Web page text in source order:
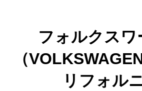
フォルクスワ
（
リフォル